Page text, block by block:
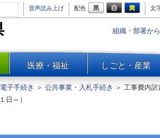
音声読み上げ 配色 文
組織・部署か
一覧
医療・福祉 しごと・産業
電子手続き ＞ 公共事業・入札手続き ＞ 工事費内
日～）